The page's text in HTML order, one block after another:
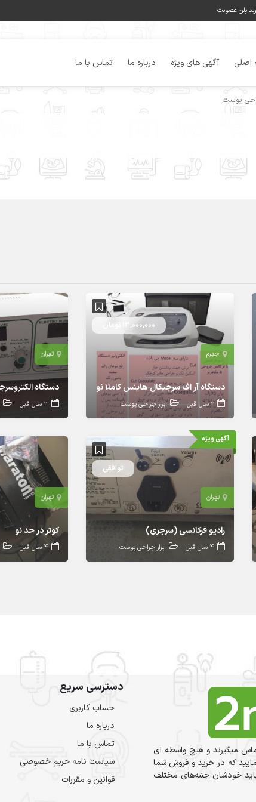
پلن عضویت
آگهی های ویژه درباره ما تماس با ما
پوست
جهرم
13,000,000 تومان
دستگاه آر اف سرجیکال هاینس کاملا نو
2 سال قبل ابزار جراحی پوست
تهران
3 سال قبل
آگهی ویژه
تهران
توافقی
رادیو فرکانسی (سرجری)
4 سال قبل ابزار جراحی پوست
تهران
کوتر در حد نو
4 سال قبل
میگیرند و هیچ واسطه ای
که در خرید و فروشِ شما
باید خودشان جنبه‌های مختلف
دسترسی سریع
حساب کاربری
درباره ما
تماس با ما
سیاست نامه حریم خصوصی
قوانین و مقررات